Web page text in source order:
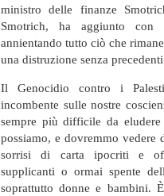
ministro delle finanze
Smotrich, ha aggiunto con
annientando tutto ciò che
una distruzione senza
Il Genocidio contro i
incombente sulle nostre
sempre più difficile da
possiamo, e dovremmo
sorrisi di carta ipocriti e
supplicanti o ormai spente
soprattutto donne e